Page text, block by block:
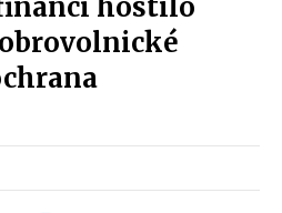
hostilo